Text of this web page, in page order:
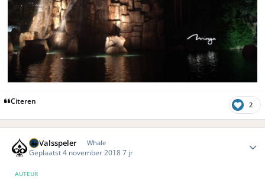
Citeren 2
DeValsspeler Whale
Geplaatst4 november 20187 jr
AUTEUR